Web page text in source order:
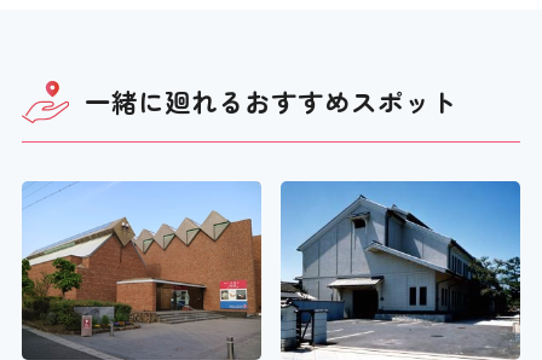
一緒に廻れるおすすめスポット